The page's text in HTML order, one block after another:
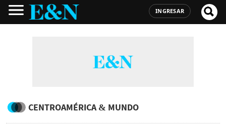
INGRESAR
CENTROAMÉRICA & MUNDO